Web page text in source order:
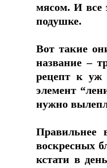
мясом. И все
подушке.
Вот такие
название –
рецепт к уж
элемент
нужно
Правильнее
воскресных
кстати в